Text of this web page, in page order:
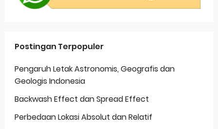
Postingan Terpopuler
Pengaruh Letak Astronomis, Geografis dan
Geologis Indonesia
Backwash Effect dan Spread Effect
Perbedaan Lokasi Absolut dan Relatif